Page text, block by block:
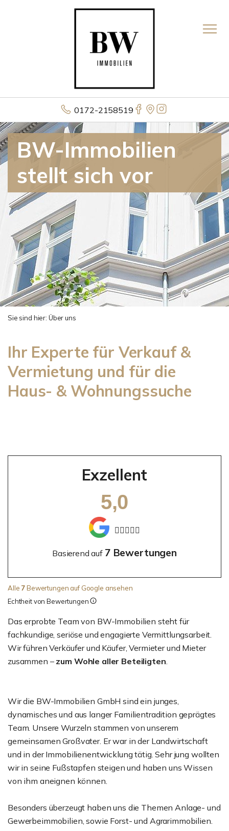
0172-2158519
BW-Immobilien
stellt sich vor
Sie sind hier: Über uns
Ihr Experte für Verkauf &
Vermietung und für die
Haus- & Wohnungssuche
5,0
Exzellent
Basierend auf 7 Bewertungen
Alle 7Bewertungen auf Google ansehen
Echtheit von Bewertungen
Das erprobte Team von BW-Immobilien steht für
fachkundige, seriöse und engagierte Vermittlungsarbeit.
Wir führen Verkäufer und Käufer, Vermieter und Mieter
zusammen – zum Wohle aller Beteiligten.
Wir die BW-Immobilien GmbH sind ein junges,
dynamisches und aus langer Familientradition geprägtes
Team. Unsere Wurzeln stammen von unserem
gemeinsamen Großvater. Er war in der Landwirtschaft
und in der Immobilienentwicklung tätig. Sehr jung wollten
wir in seine Fußstapfen steigen und haben uns Wissen
von ihm aneignen können.
Besonders überzeugt haben uns die Themen Anlage- und
Gewerbeimmobilien, sowie Forst- und Agrarimmobilien.